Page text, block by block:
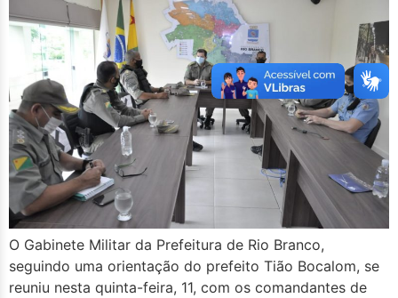
O Gabinete Militar da Prefeitura de Rio Branco,
seguindo uma orientação do prefeito Tião Bocalom, se
reuniu nesta quinta-feira, 11, com os comandantes de